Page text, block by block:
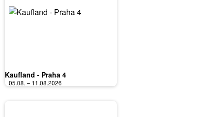
Kaufland - Praha 4
05.08. – 11.08.2026